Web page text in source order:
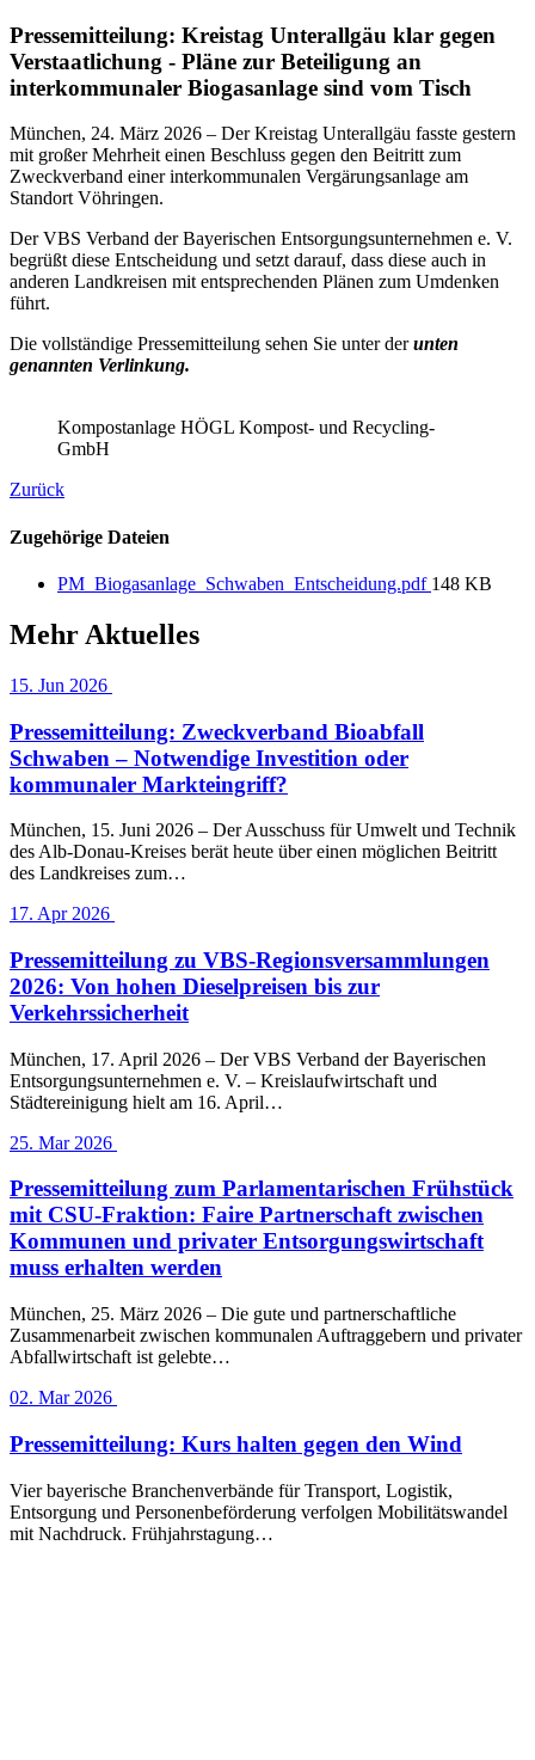
Pressemitteilung: Kreistag Unterallgäu klar gegen
Verstaatlichung - Pläne zur Beteiligung an
interkommunaler Biogasanlage sind vom Tisch
München, 24. März 2026 – Der Kreistag Unterallgäu fasste gestern
mit großer Mehrheit einen Beschluss gegen den Beitritt zum
Zweckverband einer interkommunalen Vergärungsanlage am
Standort Vöhringen.
Der VBS Verband der Bayerischen Entsorgungsunternehmen e. V.
begrüßt diese Entscheidung und setzt darauf, dass diese auch in
anderen Landkreisen mit entsprechenden Plänen zum Umdenken
führt.
Die vollständige Pressemitteilung sehen Sie unter derunten
genannten Verlinkung.
Kompostanlage HÖGL Kompost- und Recycling-
GmbH
Zurück
Zugehörige Dateien
PM_Biogasanlage_Schwaben_Entscheidung.pdf 148 KB
Mehr Aktuelles
15. Jun 2026
Pressemitteilung: Zweckverband Bioabfall
Schwaben – Notwendige Investition oder
kommunaler Markteingriff?
München, 15. Juni 2026 – Der Ausschuss für Umwelt und Technik
des Alb-Donau-Kreises berät heute über einen möglichen Beitritt
des Landkreises zum…
17. Apr 2026
Pressemitteilung zu VBS-Regionsversammlungen
2026: Von hohen Dieselpreisen bis zur
Verkehrssicherheit
München, 17. April 2026 – Der VBS Verband der Bayerischen
Entsorgungsunternehmen e. V. – Kreislaufwirtschaft und
Städtereinigung hielt am 16. April…
25. Mar 2026
Pressemitteilung zum Parlamentarischen Frühstück
mit CSU-Fraktion: Faire Partnerschaft zwischen
Kommunen und privater Entsorgungswirtschaft
muss erhalten werden
München, 25. März 2026 – Die gute und partnerschaftliche
Zusammenarbeit zwischen kommunalen Auftraggebern und privater
Abfallwirtschaft ist gelebte…
02. Mar 2026
Pressemitteilung: Kurs halten gegen den Wind
Vier bayerische Branchenverbände für Transport, Logistik,
Entsorgung und Personenbeförderung verfolgen Mobilitätswandel
mit Nachdruck. Frühjahrstagung…